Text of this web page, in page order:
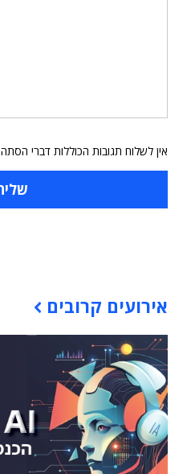
אין לשלוח תגובות הכוללות דברי
אירועים קרובים